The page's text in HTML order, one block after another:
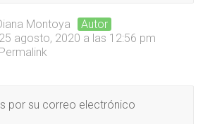
Montoya
Autor
25 agosto, 2020 a las 12:56 pm
Permalink
por su correo electrónico